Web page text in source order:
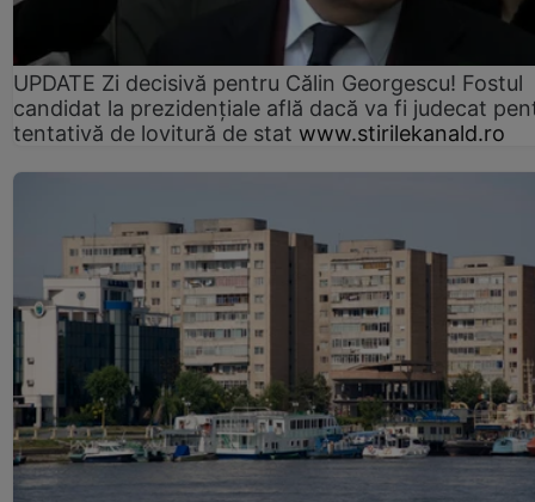
UPDATE Zi decisivă pentru Călin Georgescu! Fostul
candidat la prezidențiale află dacă va fi judecat
tentativă de lovitură de stat www.stirilekanald.ro